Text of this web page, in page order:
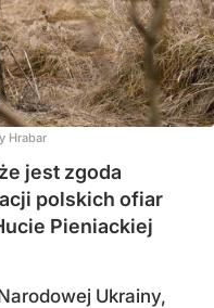
Hrabar
jest zgoda
polskich ofiar
Pieniackiej
Ukrainy,